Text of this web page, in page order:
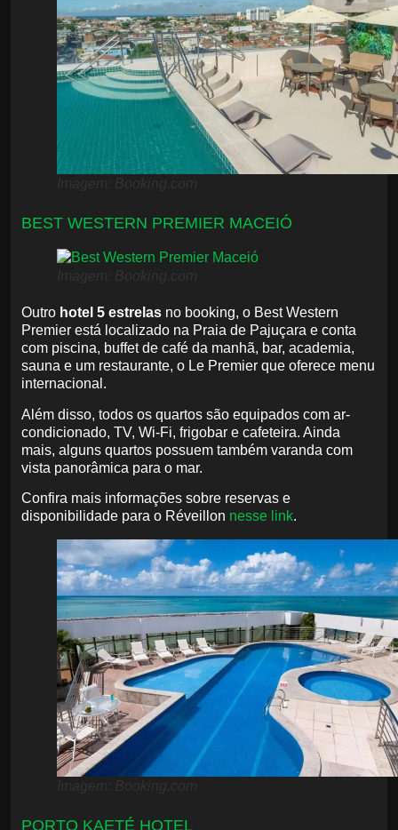
BEST WESTERN PREMIER MACEIÓ
Outro hotel 5 estrelas no booking, o Best Western
Premier está localizado na Praia de Pajuçara e conta
com piscina, buffet de café da manhã, bar, academia,
sauna e um restaurante, o Le Premier que oferece menu
internacional.
Além disso, todos os quartos são equipados com ar-
condicionado, TV, Wi-Fi, frigobar e cafeteira. Ainda
mais, alguns quartos possuem também varanda com
vista panorâmica para o mar.
Confira mais informações sobre reservas e
disponibilidade para o Réveillon nesse link.
PORTO KAETÉ HOTEL